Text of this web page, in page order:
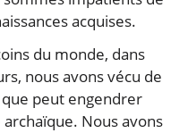
acquises.
du monde, dans
nous avons vécu de
peut engendrer
archaïque. Nous avons